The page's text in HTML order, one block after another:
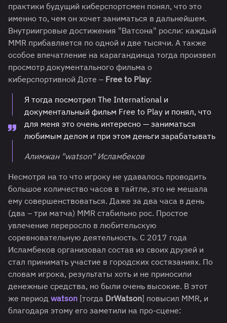
практики будущий киберспортсмен понял, что это
именно то, чем он хочет заниматься в дальнейшем.
Внутриигровые достижения "Ватсона" росли: каждый
MMR прибавляется по одной и две тысячи. А также
особое впечатление на карагандинца тогда произвел
просмотр документального фильма о
киберспортивной Доте – Free to Play:
Я тогда посмотрел The International и
документальный фильм Free to Play и понял, что
для меня это очень интересно — заниматься
любимым делом и при этом деньги зарабатывать
Алимжан "watson" Исламбеков
Несмотря на то что игроку не удавалось проводить
большое количество часов в тайтле, это не мешала
ему совершенствоваться. Даже за два часа в день
(два – три матча) MMR стабильно рос. Простое
увлечение переросло в любительскую
соревновательную деятельность. С 2017 года
Исламбеков организовал состав из своих друзей и
стал принимать участие в городских состязаниях. По
словам игрока, результаты хоть и не приносили
денежные средства, но были очень высокие. В этот
же период watson [тогда DrWatson] повысил MMR, и
благодаря этому его заметили на про-сцене: